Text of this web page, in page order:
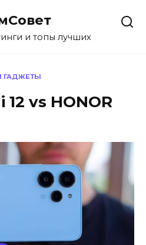
и топы лучших
ГАДЖЕТЫ
vs HONOR